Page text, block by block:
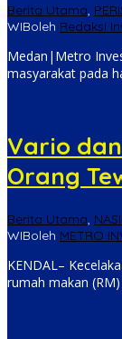
Berita Utama,
WIBoleh Redaksi
Medan|Metro
masyarakat pada
Vario
Orang
Berita Utama,
WIBoleh METRO
KENDAL–
rumah makan (RM)